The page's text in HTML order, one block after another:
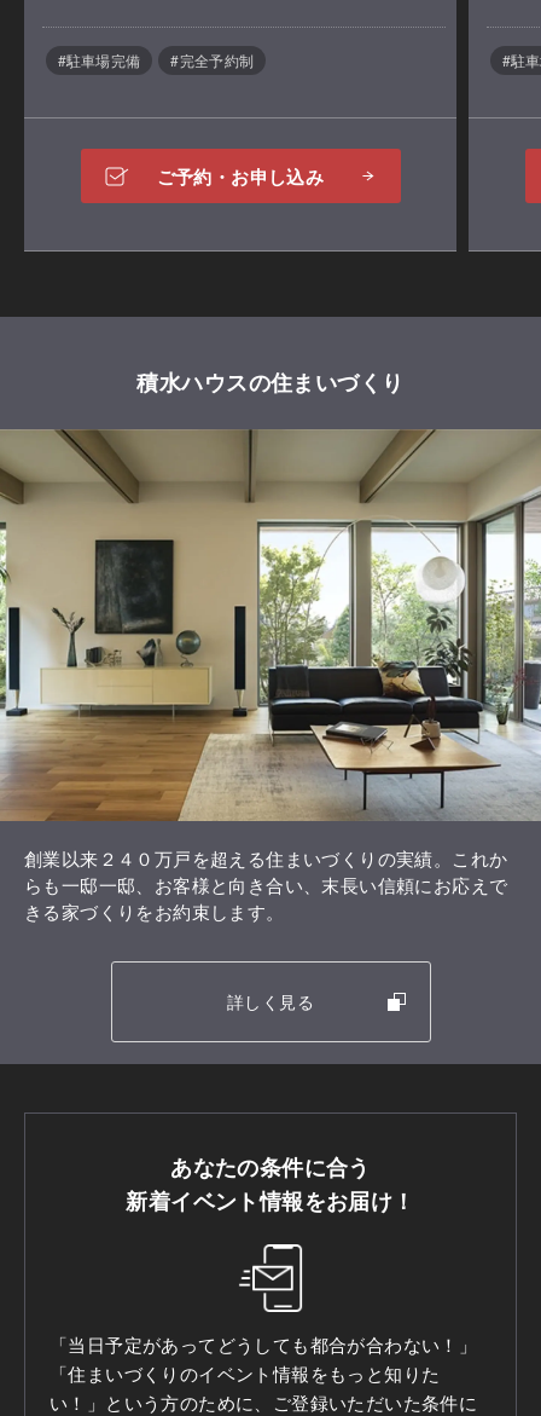
#駐車場完備 #完全予約制
ご予約・お申し込み
#駐
積水ハウスの住まいづくり
創業以来２４０万戸を超える住まいづくりの実績。これか
らも一邸一邸、お客様と向き合い、末長い信頼にお応えで
きる家づくりをお約束します。
詳しく見る
あなたの条件に合う
新着イベント情報をお届け！
「当日予定があってどうしても都合が合わない！」
「住まいづくりのイベント情報をもっと知りた
い！」という方のために、ご登録いただいた条件に